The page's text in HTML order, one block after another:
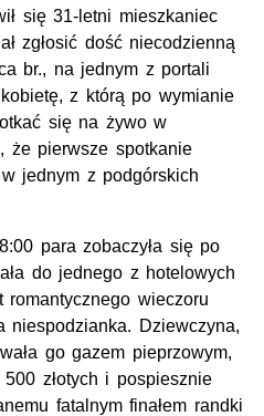
się 31-letni mieszkaniec
zgłosić dość niecodzienną
br., na jednym z portali
z którą po wymianie
się na żywo w
że pierwsze spotkanie
jednym z podgórskich
para zobaczyła się po
do jednego z hotelowych
romantycznego wieczoru
niespodzianka. Dziewczyna,
go gazem pieprzowym,
złotych i pospiesznie
fatalnym finałem randki